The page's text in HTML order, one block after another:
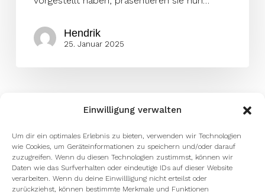
Einwilligung verwalten
Um dir ein optimales Erlebnis zu bieten, verwenden wir Technologien
wie Cookies, um Geräteinformationen zu speichern und/oder darauf
zuzugreifen. Wenn du diesen Technologien zustimmst, können wir
Daten wie das Surfverhalten oder eindeutige IDs auf dieser Website
verarbeiten. Wenn du deine Einwillligung nicht erteilst oder
zurückziehst, können bestimmte Merkmale und Funktionen
Hendrik
25. Januar 2025